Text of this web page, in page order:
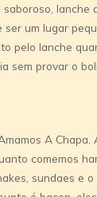
lanche
ser um lugar
pelo lanche
sem provar o
A Chapa.
comemos
sundaes e